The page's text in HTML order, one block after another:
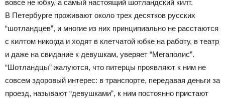
вовсе не юбку, а самый настоящий шотландский килт.
В Петербурге проживают около трех десятков русских
“шотландцев”, и многие из них принципиально не расстаются
с килтом никогда и ходят в клетчатой юбке на работу, в театр
и даже на свидание к девушкам, уверяет “Мегаполис”.
“Шотландцы” жалуются, что питерцы проявляют к ним не
совсем здоровый интерес: в транспорте, передавая деньги за
проезд, называют “девушками”, к ним постоянно пристают